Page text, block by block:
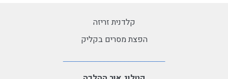
קלדנית זריזה
הפצת מסרים בקליק